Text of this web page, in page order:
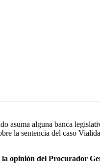
asuma alguna banca
la sentencia del caso
opinión del Procurador